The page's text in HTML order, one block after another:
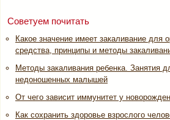
Советуем почитать
Какое значение имеет закаливание для
средства, принципы и методы
Методы закаливания ребенка. Занятия
недоношенных малышей
От чего зависит иммунитет у
Как сохранить здоровье взрослого